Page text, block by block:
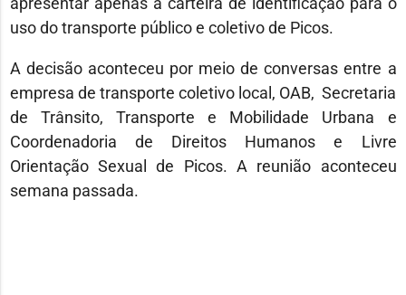
uso do transporte público e coletivo de Picos.
A decisão aconteceu por meio de conversas entre a
empresa de transporte coletivo local, OAB, Secretaria
de Trânsito, Transporte e Mobilidade Urbana e
Coordenadoria de Direitos Humanos e Livre
Orientação Sexual de Picos. A reunião aconteceu
semana passada.